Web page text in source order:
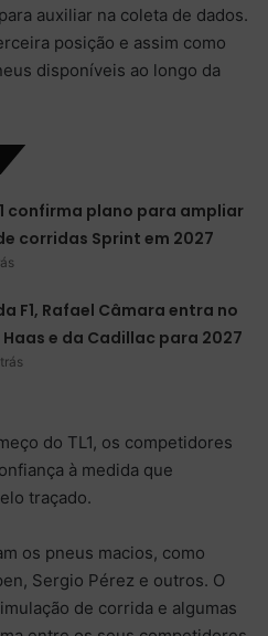
auxiliar na coleta de dados.
posição e assim como
disponíveis ao longo da
confirma plano para ampliar
corridas Sprint em 2027
F1, Rafael Câmara entra no
e da Cadillac para 2027
do TL1, os competidores
à medida que
traçado.
os pneus macios, como
Sergio Pérez e outros. O
de corrida e algumas